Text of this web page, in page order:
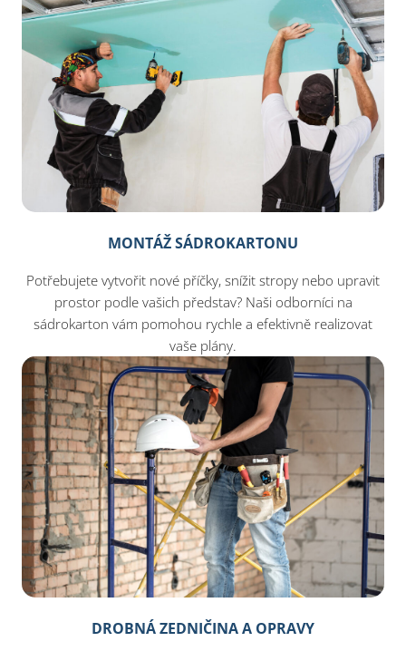
MONTÁŽ SÁDROKARTONU
Potřebujete vytvořit nové příčky, snížit stropy nebo upravit
prostor podle vašich představ? Naši odborníci na
sádrokarton vám pomohou rychle a efektivně realizovat
vaše plány.
DROBNÁ ZEDNIČINA A OPRAVY